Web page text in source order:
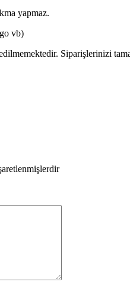
yapmaz.
vb)
Siparişlerinizi